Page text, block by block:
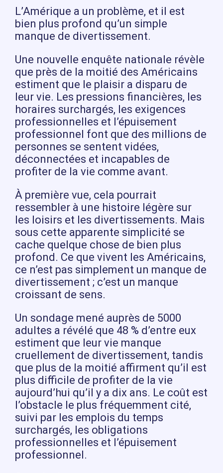
L’Amérique a un problème, et il est
bien plus profond qu’un simple
manque de divertissement.
Une nouvelle enquête nationale révèle
que près de la moitié des Américains
estiment que le plaisir a disparu de
leur vie. Les pressions financières, les
horaires surchargés, les exigences
professionnelles et l’épuisement
professionnel font que des millions de
personnes se sentent vidées,
déconnectées et incapables de
profiter de la vie comme avant.
À première vue, cela pourrait
ressembler à une histoire légère sur
les loisirs et les divertissements. Mais
sous cette apparente simplicité se
cache quelque chose de bien plus
profond. Ce que vivent les Américains,
ce n’est pas simplement un manque de
divertissement ; c’est un manque
croissant de sens.
Un sondage mené auprès de 5000
adultes a révélé que 48 % d’entre eux
estiment que leur vie manque
cruellement de divertissement, tandis
que plus de la moitié affirment qu’il est
plus difficile de profiter de la vie
aujourd’hui qu’il y a dix ans. Le coût est
l’obstacle le plus fréquemment cité,
suivi par les emplois du temps
surchargés, les obligations
professionnelles et l’épuisement
professionnel.